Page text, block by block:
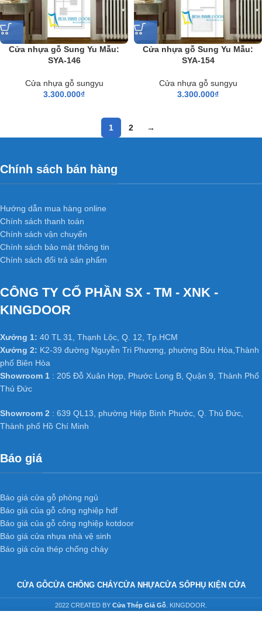
Cửa nhựa gỗ Sung Yu Mẫu:
SYA-146
Cửa nhựa gỗ sungyu
3.300.000₫
Cửa nhựa gỗ Sung Yu Mẫu:
SYA-154
Cửa nhựa gỗ sungyu
3.300.000₫
1 2 →
Chính sách bán hàng
Hướng dẫn mua hàng online
Chính sách thanh toán
Chính sách vận chuyển
Chính sách bảo mật thông tin
Chính sách đổi trả sản phẩm
CÔNG TY CỔ PHẦN SX - TM - XNK -
KINGDOOR
Xưởng 1: 40 TL 31, Thạnh Lộc, Q. 12, Tp.HCM
Xưởng 2: K2-39 đường Nguyễn Tri Phương, phường Bửu Hòa,Thành
phố Biên Hòa
Showroom 1 : 205 Đỗ Xuân Hợp, Phước Long B, Quận 9, Thành Phố
Thủ Đức
Showroom 2 : 639 QL13, phường Hiệp Bình Phước, Q. Thủ Đức,
Thành phố Hồ Chí Minh
Báo giá
Báo giá cửa gỗ phòng ngủ
Báo giá của gỗ công nghiệp hdf
Báo giá của gỗ công nghiệp kotdoor
Báo giá cửa nhựa nhà vệ sinh
Báo giá cửa thép chống cháy
CỬA GỖCỬA CHỐNG CHÁYCỬA NHỰACỬA SỔPHỤ KIỆN CỬA
2022 CREATED BY Cửa Thép Giả Gỗ . KINGDOOR.